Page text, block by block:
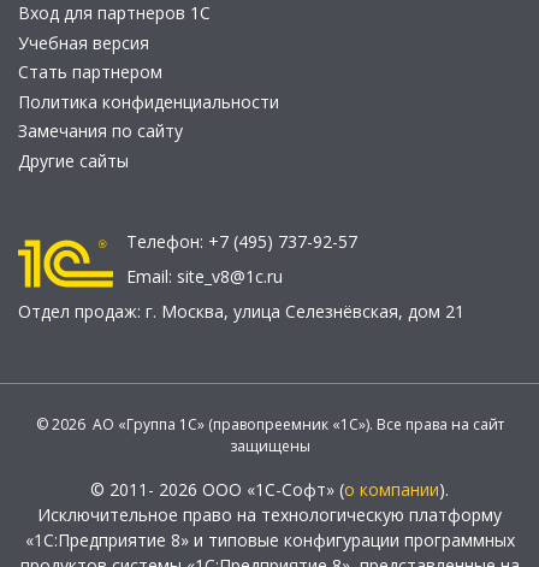
Вход для партнеров 1С
Учебная версия
Стать партнером
Политика конфиденциальности
Замечания по сайту
Другие сайты
Телефон: +7 (495) 737-92-57
Email: site_v8@1c.ru
Отдел продаж: г. Москва, улица Селезнёвская, дом 21
© 2026 АО «Группа 1С» (правопреемник «1С»). Все права на сайт
защищены
© 2011- 2026 ООО «1С-Софт» (о компании).
Исключительное право на технологическую платформу
«1С:Предприятие 8» и типовые конфигурации программных